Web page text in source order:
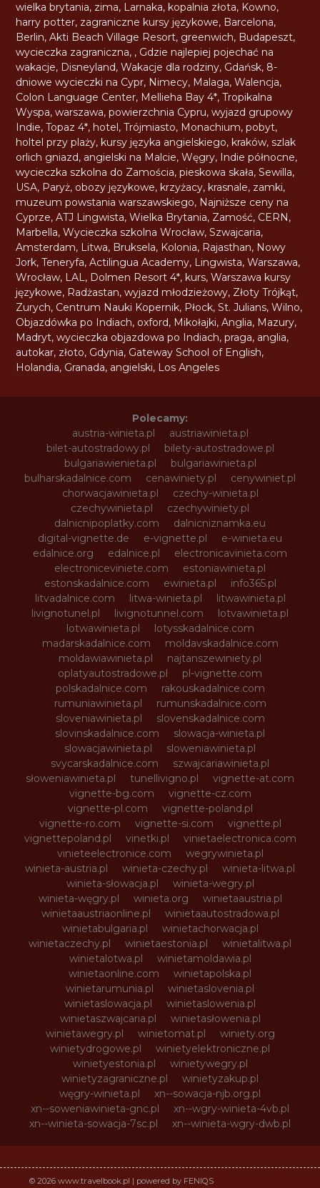
wielka brytania, zima, Larnaka, kopalnia złota, Kowno,
harry potter, zagraniczne kursy językowe, Barcelona,
Berlin,Akti Beach Village Resort, greenwich, Budapeszt,
wycieczka zagraniczna, , Gdzie najlepiej pojechać na
wakacje, Disneyland,Wakacje dla rodziny, Gdańsk, 8-
dniowe wycieczki na Cypr, Nimecy, Malaga,Walencja,
Colon Language Center, Mellieha Bay 4*,Tropikalna
Wyspa,warszawa,powierzchnia Cypru,wyjazd grupowy
Indie,Topaz 4*, hotel ,Trójmiasto, Monachium,pobyt,
holtel przy plaży, kursy języka angielskiego, kraków,szlak
orlich gniazd, angielski na Malcie,Węgry, Indie północne,
wycieczka szkolna do Zamościa,pieskowa skała,Sewilla,
USA, Paryż, obozy językowe, krzyżacy, krasnale, zamki,
muzeum powstania warszawskiego, Najniższe ceny na
Cyprze,ATJ Lingwista,Wielka Brytania, Zamość, CERN ,
Marbella,Wycieczka szkolna Wrocław,Szwajcaria,
Amsterdam, Litwa, Bruksela, Kolonia, Rajasthan, Nowy
Jork,Teneryfa,Actilingua Academy, Lingwista,Warszawa,
Wrocław, LAL, Dolmen Resort 4*, kurs,Warszawa kursy
językowe, Radżastan,wyjazd młodzieżowy, Złoty Trójkąt,
Zurych, Centrum Nauki Kopernik, Płock,St. Julians,Wilno,
Objazdówka po Indiach, oxford, Mikołajki,Anglia, Mazury,
Madryt,wycieczka objazdowa po Indiach,praga, anglia,
autokar, złoto, Gdynia, Gateway School of English,
Holandia, Granada, angielski, Los Angeles
Polecamy:
austria-winieta.pl
austriawinieta.pl
bilet-autostradowy.pl
bilety-autostradowe.pl
bulgariawienieta.pl
bulgariawinieta.pl
bulharskadalnice.com
cenawiniety.pl
cenywiniet.pl
chorwacjawinieta.pl
czechy-winieta.pl
czechywinieta.pl
czechywiniety.pl
dalnicnipoplatky.com
dalnicniznamka.eu
digital-vignette.de
e-vignette.pl
e-winieta.eu
edalnice.org
edalnice.pl
electronicavinieta.com
electroniceviniete.com
estoniawinieta.pl
estonskadalnice.com
ewinieta.pl
info365.pl
litvadalnice.com
litwa-winieta.pl
litwawinieta.pl
livignotunel.pl
livignotunnel.com
lotvawinieta.pl
lotwawinieta.pl
lotysskadalnice.com
madarskadalnice.com
moldavskadalnice.com
moldawiawinieta.pl
najtanszewiniety.pl
oplatyautostradowe.pl
pl-vignette.com
polskadalnice.com
rakouskadalnice.com
rumuniawinieta.pl
rumunskadalnice.com
sloveniawinieta.pl
slovenskadalnice.com
slovinskadalnice.com
slowacja-winieta.pl
slowacjawinieta.pl
sloweniawinieta.pl
svycarskadalnice.com
szwajcariawinieta.pl
słoweniawinieta.pl
tunellivigno.pl
vignette-at.com
vignette-bg.com
vignette-cz.com
vignette-pl.com
vignette-poland.pl
vignette-ro.com
vignette-si.com
vignette.pl
vignettepoland.pl
vinetki.pl
vinietaelectronica.com
vinieteelectronice.com
wegrywinieta.pl
winieta-austria.pl
winieta-czechy.pl
winieta-litwa.pl
winieta-słowacja.pl
winieta-wegry.pl
winieta-węgry.pl
winieta.org
winietaaustria.pl
winietaaustriaonline.pl
winietaautostradowa.pl
winietabulgaria.pl
winietachorwacja.pl
winietaczechy.pl
winietaestonia.pl
winietalitwa.pl
winietalotwa.pl
winietamoldawia.pl
winietaonline.com
winietapolska.pl
winietarumunia.pl
winietaslovenia.pl
winietaslowacja.pl
winietaslowenia.pl
winietaszwajcaria.pl
winietasłowenia.pl
winietawegry.pl
winietomat.pl
winiety.org
winietydrogowe.pl
winietyelektroniczne.pl
winietyestonia.pl
winietywegry.pl
winietyzagraniczne.pl
winietyzakup.pl
węgry-winieta.pl
xn--sowacja-njb.org.pl
xn--soweniawinieta-gnc.pl
xn--wgry-winieta-4vb.pl
xn--winieta-sowacja-7sc.pl
xn--winieta-wgry-dwb.pl
© 2026 www.travelbook.pl | powered by FENIQS